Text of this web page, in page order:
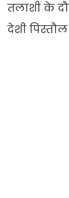
तलाशी के
देशी